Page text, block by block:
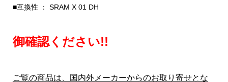
■互換性 ： SRAM X 01 DH
御確認ください!!
ご覧の商品は、国内外メーカーからのお取り寄せとな